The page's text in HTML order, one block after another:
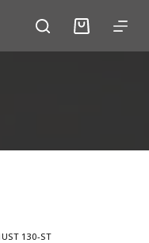
130-ST